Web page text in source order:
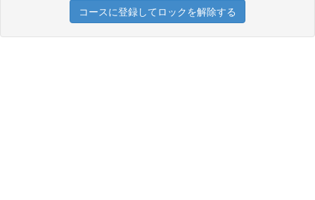
コースに登録してロックを解除する